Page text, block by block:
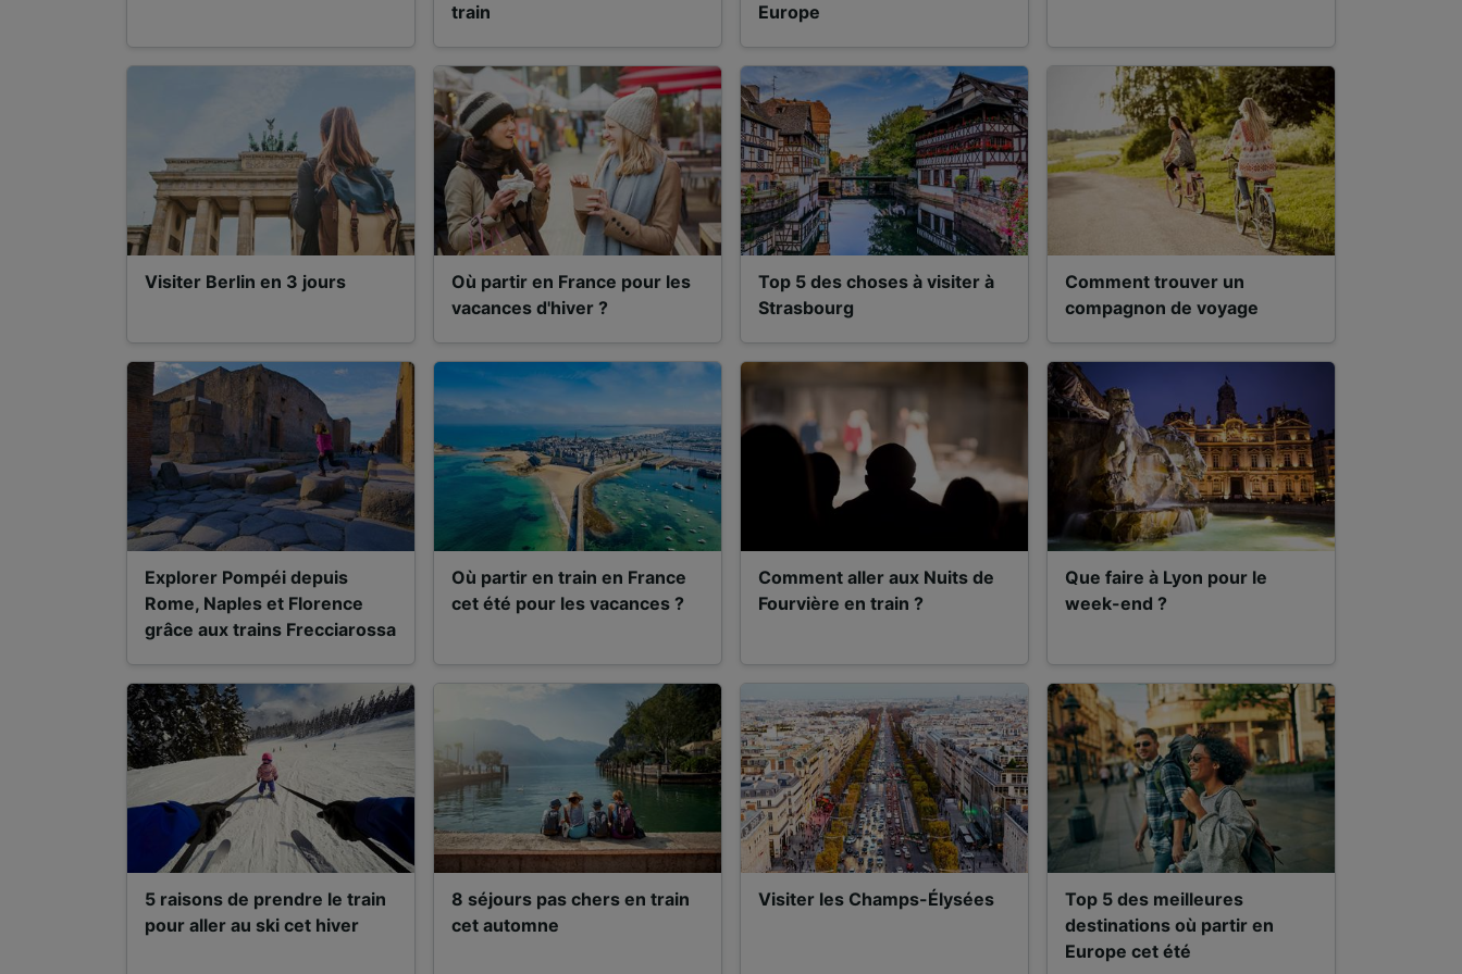
train
Europe
Visiter Berlin en 3 jours
Où partir en France pour les
vacances d'hiver ?
Top 5 des choses à visiter à
Strasbourg
Comment trouver un
compagnon de voyage
Explorer Pompéi depuis
Rome, Naples et Florence
grâce aux trains Frecciarossa
Où partir en train en France
cet été pour les vacances ?
Comment aller aux Nuits de
Fourvière en train ?
Que faire à Lyon pour le
week-end ?
5 raisons de prendre le train
pour aller au ski cet hiver
8 séjours pas chers en train
cet automne
Visiter les Champs-Élysées
Top 5 des meilleures
destinations où partir en
Europe cet été
développement de services.
Liste de nos partenaires (fournisseurs)